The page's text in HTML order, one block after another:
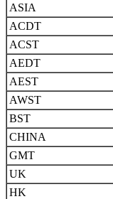
ASIA
ACDT
ACST
AEDT
AEST
AWST
BST
CHINA
GMT
UK
HK